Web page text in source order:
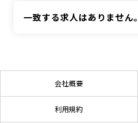
一致する求人はありません。
会社概要
利用規約